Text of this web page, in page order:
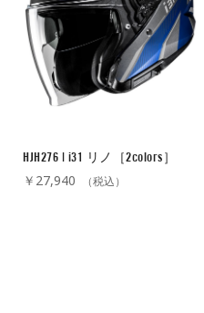
HJH276 | i31 リノ［2colors］
￥27,940 （税込）